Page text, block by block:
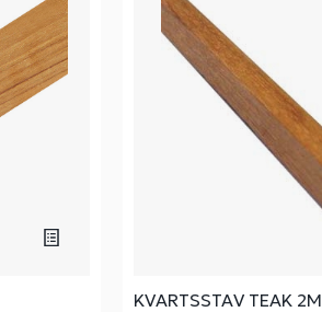
KVARTSSTAV TEAK 2M